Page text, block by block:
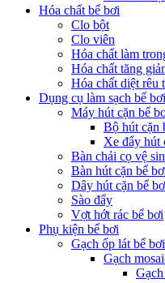
Hóa chất bể bơi
Clo bột
Clo viên
Hóa chất làm
Hóa chất tăng
Hóa chất diệt rêu
Dụng cụ làm sạch bể bơi
Máy hút cặn bể
Bộ hút cặn
Xe đẩy hút
Bàn chải cọ vệ
Bàn hút cặn bể
Dây hút cặn bể
Sào đẩy
Vợt hớt rác bể bơi
Phụ kiện bể bơi
Gạch ốp lát bể bơi
Gạch